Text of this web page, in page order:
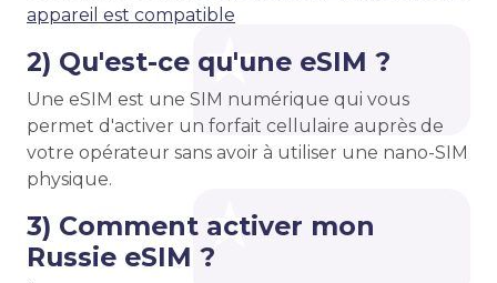
appareil est compatible
2) Qu'est-ce qu'une eSIM ?
Une eSIM est une SIM numérique qui vous
permet d'activer un forfait cellulaire auprès de
votre opérateur sans avoir à utiliser une nano-SIM
physique.
3) Comment activer mon
Russie eSIM ?